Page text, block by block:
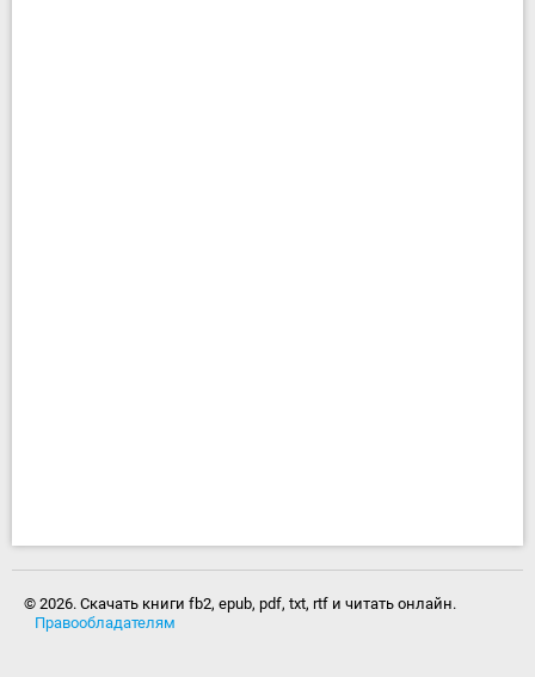
© 2026. Скачать книги fb2, epub, pdf, txt, rtf и читать онлайн.
Правообладателям